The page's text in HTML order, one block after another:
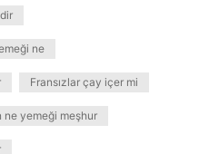
ne
Fransızlar çay içer mi
ne yemeği meşhur